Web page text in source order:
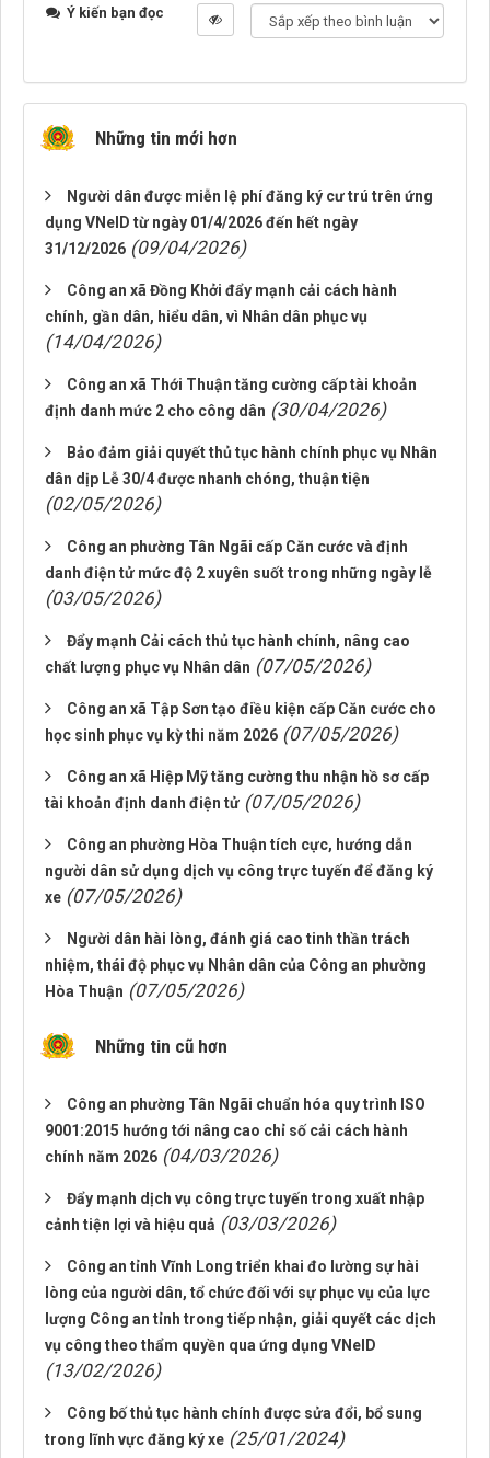
Ý kiến bạn đọc
Những tin mới hơn
Người dân được miễn lệ phí đăng ký cư trú trên ứng
dụng VNeID từ ngày 01/4/2026 đến hết ngày
31/12/2026 (09/04/2026)
Công an xã Đồng Khởi đẩy mạnh cải cách hành
chính, gần dân, hiểu dân, vì Nhân dân phục vụ
(14/04/2026)
Công an xã Thới Thuận tăng cường cấp tài khoản
định danh mức 2 cho công dân (30/04/2026)
Bảo đảm giải quyết thủ tục hành chính phục vụ Nhân
dân dịp Lễ 30/4 được nhanh chóng, thuận tiện
(02/05/2026)
Công an phường Tân Ngãi cấp Căn cước và định
danh điện tử mức độ 2 xuyên suốt trong những ngày lễ
(03/05/2026)
Đẩy mạnh Cải cách thủ tục hành chính, nâng cao
chất lượng phục vụ Nhân dân (07/05/2026)
Công an xã Tập Sơn tạo điều kiện cấp Căn cước cho
học sinh phục vụ kỳ thi năm 2026 (07/05/2026)
Công an xã Hiệp Mỹ tăng cường thu nhận hồ sơ cấp
tài khoản định danh điện tử (07/05/2026)
Công an phường Hòa Thuận tích cực, hướng dẫn
người dân sử dụng dịch vụ công trực tuyến để đăng ký
xe (07/05/2026)
Người dân hài lòng, đánh giá cao tinh thần trách
nhiệm, thái độ phục vụ Nhân dân của Công an phường
Hòa Thuận (07/05/2026)
Những tin cũ hơn
Công an phường Tân Ngãi chuẩn hóa quy trình ISO
9001:2015 hướng tới nâng cao chỉ số cải cách hành
chính năm 2026 (04/03/2026)
Đẩy mạnh dịch vụ công trực tuyến trong xuất nhập
cảnh tiện lợi và hiệu quả (03/03/2026)
Công an tỉnh Vĩnh Long triển khai đo lường sự hài
lòng của người dân, tổ chức đối với sự phục vụ của lực
lượng Công an tỉnh trong tiếp nhận, giải quyết các dịch
vụ công theo thẩm quyền qua ứng dụng VNeID
(13/02/2026)
Công bố thủ tục hành chính được sửa đổi, bổ sung
trong lĩnh vực đăng ký xe (25/01/2024)